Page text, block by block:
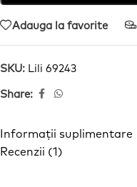
Adauga la favorite
SKU: Lili 69243
Share:
Informații suplimentare
Recenzii (1)